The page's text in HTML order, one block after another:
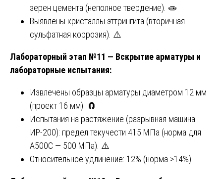
зерен цемента (неполное твердение). 🧫
Выявлены кристаллы эттрингита (вторичная
сульфатная коррозия). ⚠️
Лабораторный этап №11 — Вскрытие арматуры и
лабораторные испытания:
Извлечены образцы арматуры диаметром 12 мм
(проект 16 мм). 🧲
Испытания на растяжение (разрывная машина
ИР-200): предел текучести 415 МПа (норма для
А500С — 500 МПа). ⚠️
Относительное удлинение: 12% (норма >14%).